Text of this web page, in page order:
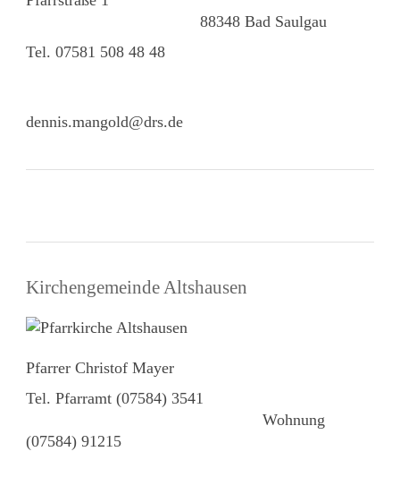
88348 Bad Saulgau
Tel. 07581 508 48 48
dennis.mangold@drs.de
Kirchengemeinde Altshausen
Pfarrer Christof Mayer
Tel. Pfarramt (07584) 3541
Wohnung
(07584) 91215